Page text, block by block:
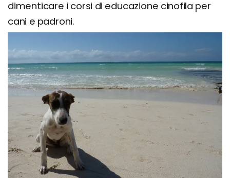
dimenticare i corsi di educazione cinofila per
cani e padroni.